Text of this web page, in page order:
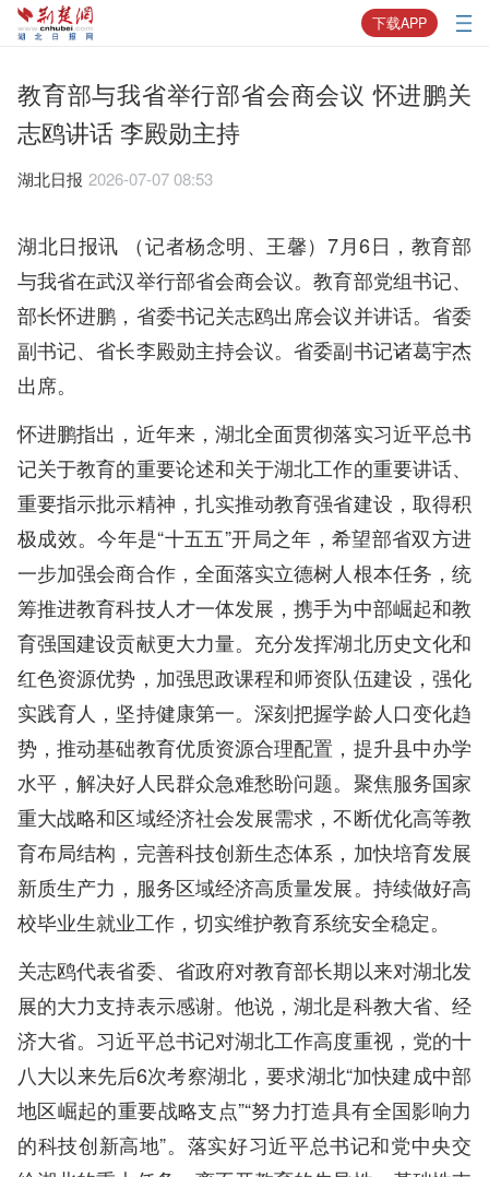
下载APP
教育部与我省举行部省会商会议 怀进鹏关
志鸥讲话 李殿勋主持
湖北日报 2026-07-07 08:53
湖北日报讯 （记者杨念明、王馨）7月6日，教育部
与我省在武汉举行部省会商会议。教育部党组书记、
部长怀进鹏，省委书记关志鸥出席会议并讲话。省委
副书记、省长李殿勋主持会议。省委副书记诸葛宇杰
出席。
怀进鹏指出，近年来，湖北全面贯彻落实习近平总书
记关于教育的重要论述和关于湖北工作的重要讲话、
重要指示批示精神，扎实推动教育强省建设，取得积
极成效。今年是“十五五”开局之年，希望部省双方进
一步加强会商合作，全面落实立德树人根本任务，统
筹推进教育科技人才一体发展，携手为中部崛起和教
育强国建设贡献更大力量。充分发挥湖北历史文化和
红色资源优势，加强思政课程和师资队伍建设，强化
实践育人，坚持健康第一。深刻把握学龄人口变化趋
势，推动基础教育优质资源合理配置，提升县中办学
水平，解决好人民群众急难愁盼问题。聚焦服务国家
重大战略和区域经济社会发展需求，不断优化高等教
育布局结构，完善科技创新生态体系，加快培育发展
新质生产力，服务区域经济高质量发展。持续做好高
校毕业生就业工作，切实维护教育系统安全稳定。
关志鸥代表省委、省政府对教育部长期以来对湖北发
展的大力支持表示感谢。他说，湖北是科教大省、经
济大省。习近平总书记对湖北工作高度重视，党的十
八大以来先后6次考察湖北，要求湖北“加快建成中部
地区崛起的重要战略支点”“努力打造具有全国影响力
的科技创新高地”。落实好习近平总书记和党中央交